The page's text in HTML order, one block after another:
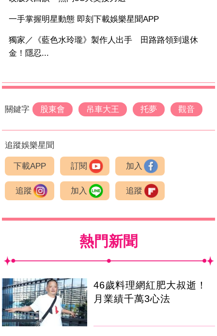
一手掌握明星動態 即刻下載娛樂星聞APP
獨家／《藍色水玲瓏》製作人出手 田路路領到退休
金！隱忍...
關鍵字 股東會 吊車大王 托夢 觀音
追蹤娛樂星聞
下載APP 訂閱 加入
追蹤 加入 追蹤
熱門新聞
46歲料理網紅肥大叔逝！
月業績千萬3心法